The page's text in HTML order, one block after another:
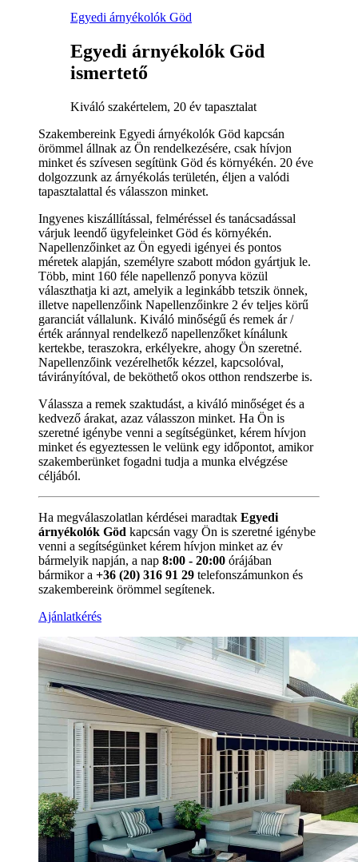
Egyedi árnyékolók Göd
Egyedi árnyékolók Göd
ismertető
Kiváló szakértelem, 20 év tapasztalat
Szakembereink Egyedi árnyékolók Göd kapcsán
örömmel állnak az Ön rendelkezésére, csak hívjon
minket és szívesen segítünk Göd és környékén. 20 éve
dolgozzunk az árnyékolás területén, éljen a valódi
tapasztalattal és válasszon minket.
Ingyenes kiszállítással, felméréssel és tanácsadással
várjuk leendő ügyfeleinket Göd és környékén.
Napellenzőinket az Ön egyedi igényei és pontos
méretek alapján, személyre szabott módon gyártjuk le.
Több, mint 160 féle napellenző ponyva közül
választhatja ki azt, amelyik a leginkább tetszik önnek,
illetve napellenzőink Napellenzőinkre 2 év teljes körű
garanciát vállalunk. Kiváló minőségű és remek ár /
érték aránnyal rendelkező napellenzőket kínálunk
kertekbe, teraszokra, erkélyekre, ahogy Ön szeretné.
Napellenzőink vezérelhetők kézzel, kapcsolóval,
távirányítóval, de beköthető okos otthon rendszerbe is.
Válassza a remek szaktudást, a kiváló minőséget és a
kedvező árakat, azaz válasszon minket. Ha Ön is
szeretné igénybe venni a segítségünket, kérem hívjon
minket és egyeztessen le velünk egy időpontot, amikor
szakemberünket fogadni tudja a munka elvégzése
céljából.
Ha megválaszolatlan kérdései maradtak Egyedi
árnyékolók Göd kapcsán vagy Ön is szeretné igénybe
venni a segítségünket kérem hívjon minket az év
bármelyik napján, a nap 8:00 - 20:00 órájában
bármikor a +36 (20) 316 91 29 telefonszámunkon és
szakembereink örömmel segítenek.
Ajánlatkérés